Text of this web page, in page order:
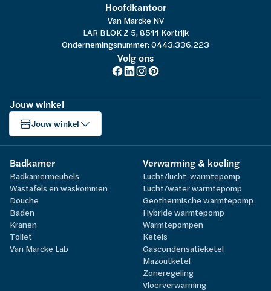
Hoofdkantoor
Van Marcke NV
LAR BLOK Z 5, 8511 Kortrijk
Ondernemingsnummer: 0443.336.223
Volg ons
Jouw winkel
Jouw winkel
Badkamer
Badkamermeubels
Wastafels en waskommen
Douche
Baden
Kranen
Toilet
Van Marcke Lab
Verwarming & koeling
Lucht/lucht-warmtepomp
Lucht/water warmtepomp
Geothermische warmtepomp
Hybride warmtepomp
Warmtepompen
Ketels
Gascondensatieketel
Mazoutketel
Zoneregeling
Vloerverwarming